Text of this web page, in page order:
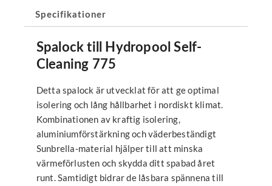
mängd
Specifikationer
Spalock till Hydropool Self-
Cleaning 775
Detta spalock är utvecklat för att ge optimal
isolering och lång hållbarhet i nordiskt klimat.
Kombinationen av kraftig isolering,
aluminiumförstärkning och väderbeständigt
Sunbrella-material hjälper till att minska
värmeförlusten och skydda ditt spabad året
runt. Samtidigt bidrar de låsbara spännena till